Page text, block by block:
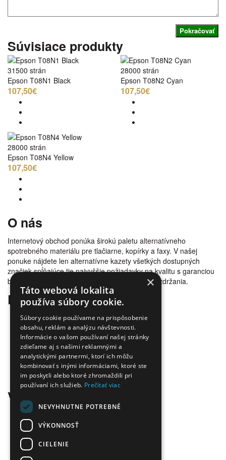
Pokračovať
Súvisiace produkty
31500 strán
Epson T08N1 Black
107,50€
28000 strán
Epson T08N2 Cyan
107,50€
28000 strán
Epson T08N4 Yellow
107,50€
O nás
Internetový obchod ponúka širokú paletu alternatívneho
spotrebného materiálu pre tlačiarne, kopírky a faxy. V našej
ponuke nájdete len alternatívne kazety všetkých dostupných
značiek spĺňajúce tie najvyššie požiadavky na kvalitu s garanciou
bezproblémovosti tlače. Tovar doručujeme bez zdržania.
Prečo nakúpiť u nás
Úspora nákladov
Overená kvalita
Doprava zadarmo
Tovar skladom
Ekologická likvidácia tonerov
Množstvo spôsobov platby a dopravy
Ekológia
Všetko o nákupe
Kontaktné informácie
Platba a dodanie
Obchodné podmienky
Ekologická likvidácia tonerov
Záručné a reklamačné podmienky
×
Táto webová lokalita
používa súbory cookie.
Súbory cookie používame na prispôsobenie
obsahu, reklám a analýzu návštevnosti.
Informácie o vašom používaní našej stránky
zdieľame aj s našimi reklamnými a
analytickými partnermi, ktorí ich môžu
kombinovať s inými informáciami, ktoré ste
im poskytli alebo ktoré zhromaždili pri
používaní ich služieb. Prečítať viac
NEVYHNUTNE POTREBNÉ
VÝKONNOSŤ
CIELENIE